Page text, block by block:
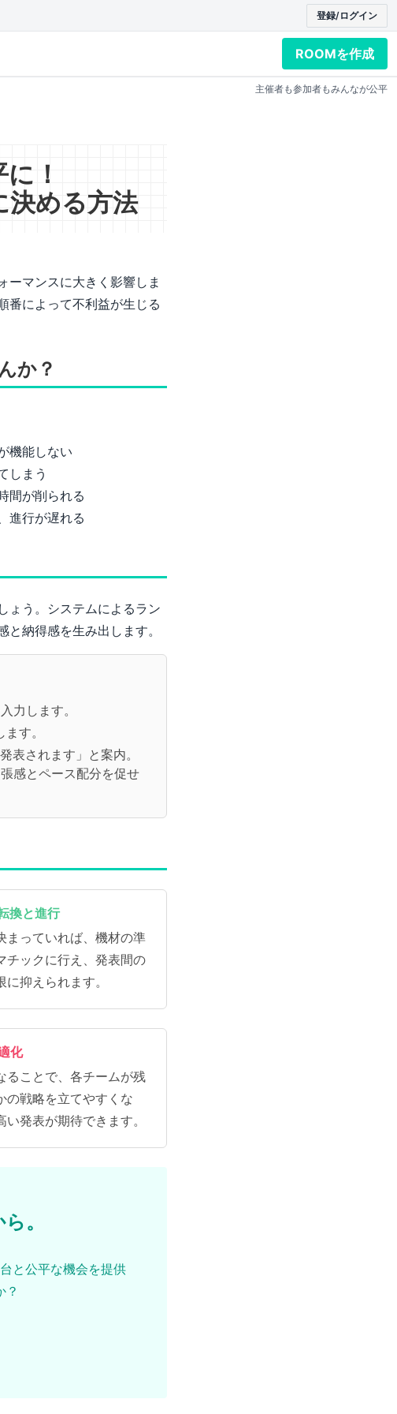
登録/ログイン
ROOMを作成
主催者も参加者もみんなが公平
！
決める方法
ーマンスに大きく影響しま
番によって不利益が生じる
か？
機能しない
しまう
間が削られる
進行が遅れる
ょう。システムによるラン
納得感を生み出します。
力します。
す。
表されます」と案内。
感とペース配分を促せ
換と進行
まっていれば、機材の準
チックに行え、発表間の
抑えられます。
化
ることで、各チームが残
の戦略を立てやすくな
発表が期待できます。
。
と公平な機会を提供
？